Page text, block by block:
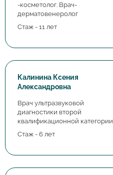
-косметолог. Врач-
дерматовенеролог
Стаж - 11 лет
Калинина Ксения
Александровна
Врач ультразвуковой
диагностики второй
квалификационной категории
Стаж - 6 лет